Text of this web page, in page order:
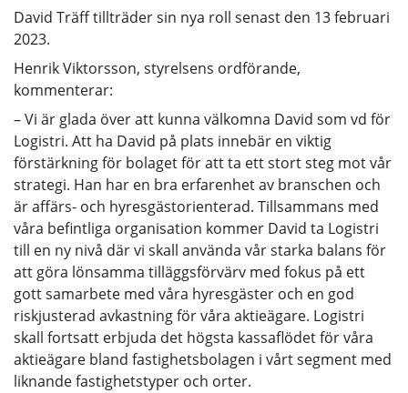
David Träff tillträder sin nya roll senast den 13 februari
2023.
Henrik Viktorsson, styrelsens ordförande,
kommenterar:
– Vi är glada över att kunna välkomna David som vd för
Logistri. Att ha David på plats innebär en viktig
förstärkning för bolaget för att ta ett stort steg mot vår
strategi. Han har en bra erfarenhet av branschen och
är affärs- och hyresgästorienterad. Tillsammans med
våra befintliga organisation kommer David ta Logistri
till en ny nivå där vi skall använda vår starka balans för
att göra lönsamma tilläggsförvärv med fokus på ett
gott samarbete med våra hyresgäster och en god
riskjusterad avkastning för våra aktieägare. Logistri
skall fortsatt erbjuda det högsta kassaflödet för våra
aktieägare bland fastighetsbolagen i vårt segment med
liknande fastighetstyper och orter.